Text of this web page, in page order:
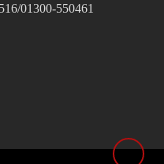
01300-550461